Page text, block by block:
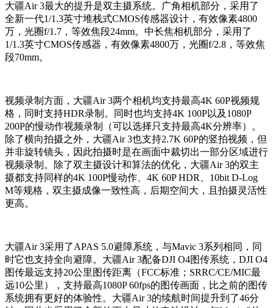
大疆Air 3最大的提升是双主摄系统。广角相机部分，采用了
全新一代1/1.3英寸堆栈式CMOS传感器设计，有效像素4800
万，光圈f/1.7，等效焦段24mm。中长焦相机部分，采用了
1/1.3英寸CMOS传感器，有效像素4800万，光圈f/2.8，等效焦
段70mm。
视频录制方面，大疆Air 3两个相机均支持最高4K 60P视频规
格，同时支持HDR录制。同时也均支持4K 100P以及1080P
200P的慢动作视频录制（可以选择只支持最高4K分辨率）。
除了横向拍摄之外，大疆Air 3也支持2.7K 60P的竖拍视频，但
并非旋转镜头，因此拍摄时是在画面中裁切出一部分区域进行
视频录制。除了双主摄设计和算法的优化，大疆Air 3的双主
摄都支持同样的4K 100P慢动作、4K 60P HDR、10bit D-Log
M等规格，双主摄成像一致性高，后期空间大，且拍摄灵活性
更高。
大疆Air 3采用了APAS 5.0避障系统，与Mavic 3系列相同，同
时它也支持全向避障。大疆Air 3配备DJI O4图传系统，DJI O4
图传最远支持20公里图传距离（FCC标准；SRRC/CE/MIC最
远10公里），支持最高1080P 60fps的图传画面，比之前的图传
系统拥有更好的体验性。大疆Air 3的续航时间提升到了46分